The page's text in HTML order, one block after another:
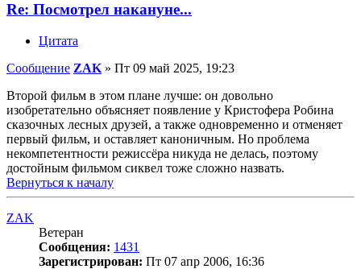
Re: Посмотрел накануне...
Цитата
Сообщение ZAK » Пт 09 май 2025, 19:23
Второй фильм в этом плане лучше: он довольно
изобретательно объясняет появление у Кристофера Робина
сказочных лесных друзей, а также одновременно и отменяет
первый фильм, и оставляет каноничным. Но проблема
некомпетентности режиссёра никуда не делась, поэтому
достойным фильмом сиквел тоже сложно назвать.
Вернуться к началу
ZAK
Ветеран
Сообщения: 1431
Зарегистрирован: Пт 07 апр 2006, 16:36